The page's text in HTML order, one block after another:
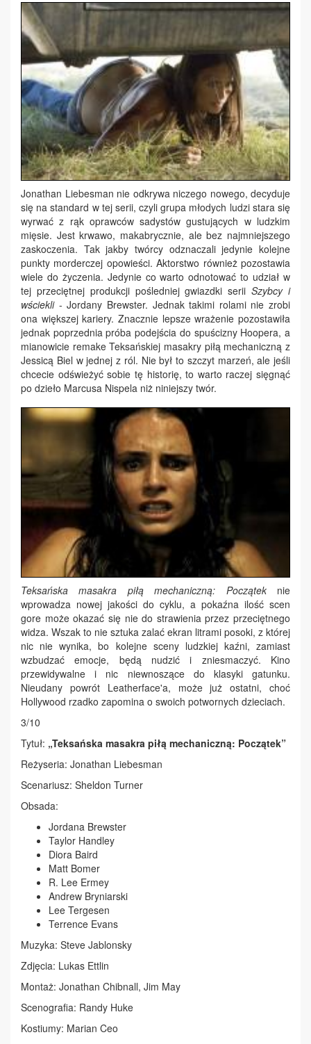
Jonathan Liebesman nie odkrywa niczego nowego, decyduje
się na standard w tej serii, czyli grupa młodych ludzi stara się
wyrwać z rąk oprawców sadystów gustujących w ludzkim
mięsie. Jest krwawo, makabrycznie, ale bez najmniejszego
zaskoczenia. Tak jakby twórcy odznaczali jedynie kolejne
punkty morderczej opowieści. Aktorstwo również pozostawia
wiele do życzenia. Jedynie co warto odnotować to udział w
tej przeciętnej produkcji pośledniej gwiazdki seriiSzybcy i
wściekli- Jordany Brewster. Jednak takimi rolami nie zrobi
ona większej kariery. Znacznie lepsze wrażenie pozostawiła
jednak poprzednia próba podejścia do spuścizny Hoopera, a
mianowicie remake Teksańskiej masakry piłą mechaniczną z
Jessicą Biel w jednej z ról. Nie był to szczyt marzeń, ale jeśli
chcecie odświeżyć sobie tę historię, to warto raczej sięgnąć
po dzieło Marcusa Nispela niż niniejszy twór.
Teksańska masakra piłą mechaniczną: Począteknie
wprowadza nowej jakości do cyklu, a pokaźna ilość scen
gore może okazać się nie do strawienia przez przeciętnego
widza. Wszak to nie sztuka zalać ekran litrami posoki, z której
nic nie wynika, bo kolejne sceny ludzkiej kaźni, zamiast
wzbudzać emocje, będą nudzić i zniesmaczyć. Kino
przewidywalne i nic niewnoszące do klasyki gatunku.
Nieudany powrót Leatherface'a, może już ostatni, choć
Hollywood rzadko zapomina o swoich potwornych dzieciach.
3/10
Tytuł: „Teksańska masakra piłą mechaniczną: Początek”
Reżyseria: Jonathan Liebesman
Scenariusz: Sheldon Turner
Obsada:
Jordana Brewster
Taylor Handley
Diora Baird
Matt Bomer
R. Lee Ermey
Andrew Bryniarski
Lee Tergesen
Terrence Evans
Muzyka: Steve Jablonsky
Zdjęcia: Lukas Ettlin
Montaż: Jonathan Chibnall, Jim May
Scenografia: Randy Huke
Kostiumy: Marian Ceo